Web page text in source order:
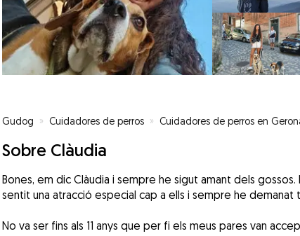
Gudog » Cuidadores de perros » Cuidadores de perros en
Sobre Clàudia
Bones, em dic Clàudia i sempre he sigut amant dels
sentit una atracció especial cap a ells i sempre he demanat
No va ser fins als 11 anys que per fi els meus pares van